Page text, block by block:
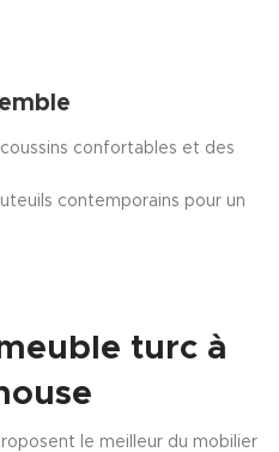
confortables et des
contemporains pour un
turc à
le meilleur du mobilier